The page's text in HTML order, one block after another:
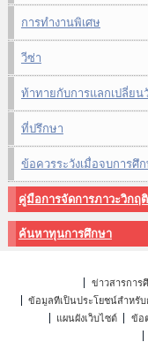
การทำงานพิเศษ
วีซ่า
ท้าทายกับการแลกเปลี่ย
ที่ปรึกษา
ข้อควรระวังเมื่อจบการศึ
คู่มือการจัดการภาวะวิกฤ
ค้นหาทุนการศึกษา
ข่าวสารกา
ข้อมูลที่เป็นประโยชน์สำหรับ
แผนผังเว็บไซต์
ข้อ